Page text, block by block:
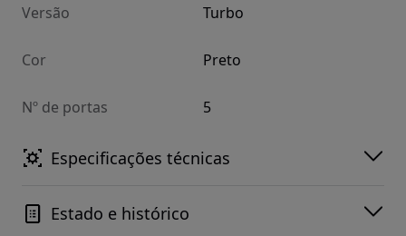
Versão Turbo
Cor Preto
Nº de portas 5
Especificações técnicas
Estado e histórico